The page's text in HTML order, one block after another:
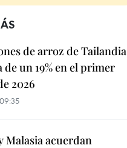
de arroz de Tailandia
de un 19% en el primer
2026
Malasia acuerdan